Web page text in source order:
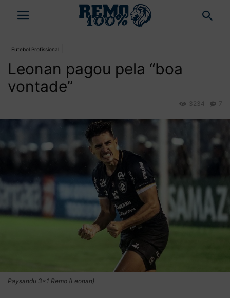
Futebol Profissional
Leonan pagou pela “boa
vontade”
7
3234
Paysandu 3×1 Remo (Leonan)